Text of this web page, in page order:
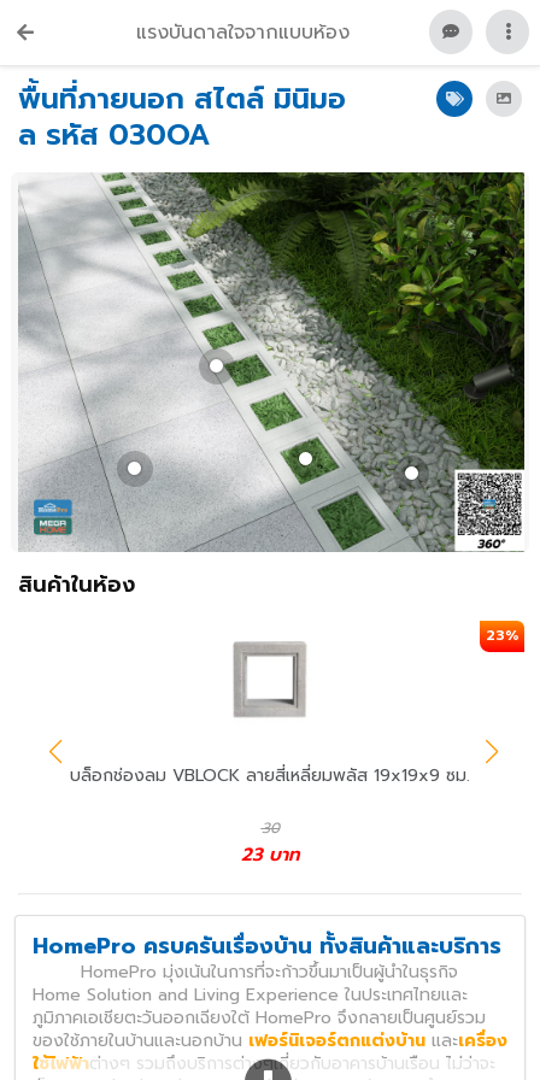
แรงบันดาลใจจากแบบห้อง
พื้นที่ภายนอก สไตล์ มินิมอ
ล รหัส 030OA
สินค้าในห้อง
23%
บล็อกช่องลม VBLOCK ลายสี่เหลี่ยมพลัส 19x19x9 ซม.
30
23 บาท
HomePro ครบครันเรื่องบ้าน ทั้งสินค้าและบริการ
HomePro มุ่งเน้นในการที่จะก้าวขึ้นมาเป็นผู้นำในธุรกิจ
Home Solution and Living Experience ในประเทศไทยและ
ภูมิภาคเอเชียตะวันออกเฉียงใต้ HomePro จึงกลายเป็นศูนย์รวม
ของใช้ภายในบ้านและนอกบ้าน เฟอร์นิเจอร์ตกแต่งบ้าน และเครื่อง
ใช้ไฟฟ้าต่างๆ รวมถึงบริการต่างๆเกี่ยวกับอาคารบ้านเรือน ไม่ว่าจะ